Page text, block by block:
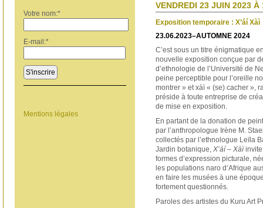
Votre nom:*
E-mail:*
S'inscrire
Mentions légales
VENDREDI 23 JUIN 2023 À
Exposition temporaire : X’áí Xàì
23.06.2023–AUTOMNE 2024
C’est sous un titre énigmatique
nouvelle exposition conçue par
d’ethnologie de l’Université de
peine perceptible pour l’oreille
montrer » et xàì « (se) cacher »,
préside à toute entreprise de
de mise en exposition.
En partant de la donation de
par l’anthropologue Irène M.
collectés par l’ethnologue Leïla
Jardin botanique, X’áí – Xàì
formes d’expression picturale,
les populations naro d’Afrique
en faire les musées à une
fortement questionnés.
Paroles des artistes du Kuru Art